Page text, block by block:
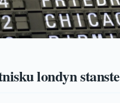
londyn